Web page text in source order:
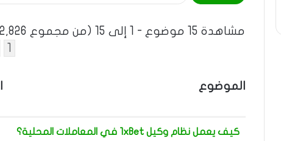
ب
ح
مشاهدة 15 موضوع - 1 إلى 15 (من مجموع 272,826)
الموضوع
كيف يعمل نظام وكيل 1xBet في المعاملات المحلية؟